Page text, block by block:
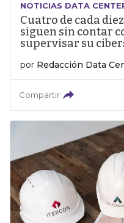
NOTICIAS DATA
Cuatro de cada
siguen sin contar
supervisar su
por Redacción Data
Compartir